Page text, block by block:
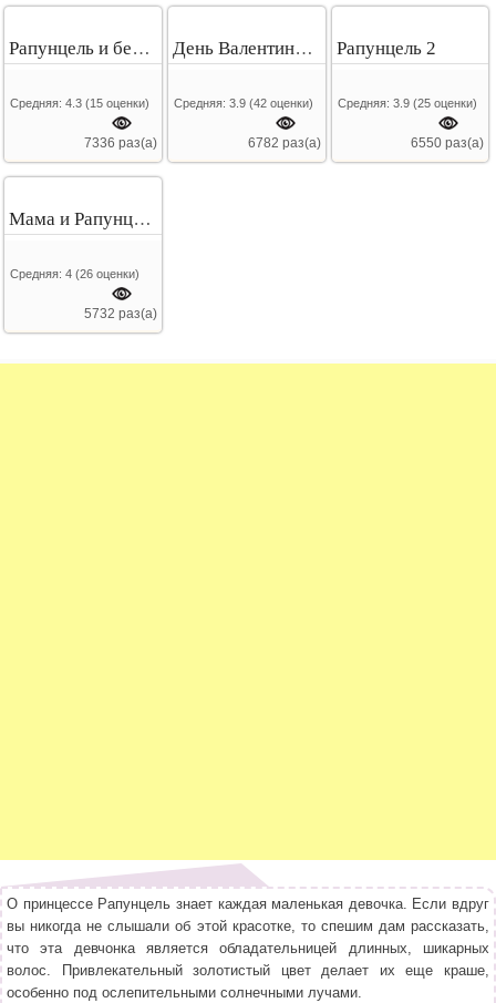
Рапунцель и белоснежка
Средняя:4.3 (15 оценки)
7336 раз(а)
День Валентина Рапунцель
Средняя:3.9 (42 оценки)
6782 раз(а)
Рапунцель 2
Средняя:3.9 (25 оценки)
6550 раз(а)
Мама и Рапунцель
Средняя:4 (26 оценки)
5732 раз(а)
О принцессе Рапунцель знает каждая маленькая девочка. Если вдруг
вы никогда не слышали об этой красотке, то спешим дам рассказать,
что эта девчонка является обладательницей длинных, шикарных
волос. Привлекательный золотистый цвет делает их еще краше,
особенно под ослепительными солнечными лучами.